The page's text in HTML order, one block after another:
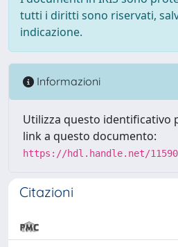
tutti i diritti sono riservati,
indicazione.
Informazioni
Utilizza questo identificativo
link a questo documento:
https://hdl.handle.net/
Citazioni